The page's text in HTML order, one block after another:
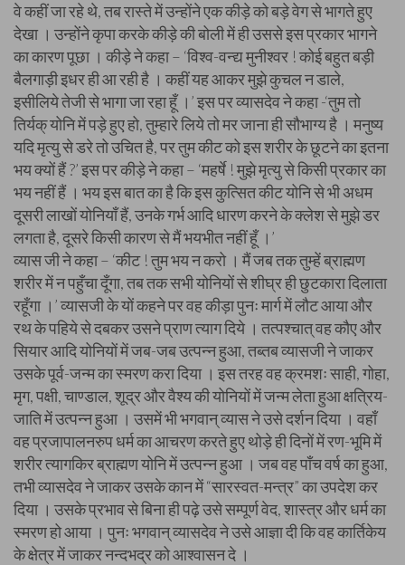
वे कहीं जा रहे थे, तब रास्ते में उन्होंने एक कीड़े को बड़े वेग से भागते हुए
देखा । उन्होंने कृपा करके कीड़े की बोली में ही उससे इस प्रकार भागने
का कारण पूछा । कीड़े ने कहा – ‘विश्व-वन्द्य मुनीश्वर ! कोई बहुत बड़ी
बैलगाड़ी इधर ही आ रही है । कहीं यह आकर मुझे कुचल न डाले,
इसीलिये तेजी से भागा जा रहा हूँ ।’ इस पर व्यासदेव ने कहा -‘तुम तो
तिर्यक् योनि में पड़े हुए हो, तुम्हारे लिये तो मर जाना ही सौभाग्य है । मनुष्य
यदि मृत्यु से डरे तो उचित है, पर तुम कीट को इस शरीर के छूटने का इतना
भय क्यों हैं ?’ इस पर कीड़े ने कहा – ‘महर्षे ! मुझे मृत्यु से किसी प्रकार का
भय नहीं हैं । भय इस बात का है कि इस कुत्सित कीट योनि से भी अधम
दूसरी लाखों योनियाँ हैं, उनके गर्भ आदि धारण करने के क्लेश से मुझे डर
लगता है, दूसरे किसी कारण से मैं भयभीत नहीं हूँ ।’
व्यास जी ने कहा – ‘कीट ! तुम भय न करो । मैं जब तक तुम्हें ब्राह्मण
शरीर में न पहुँचा दूँगा, तब तक सभी योनियों से शीघ्र ही छुटकारा दिलाता
रहूँगा ।’ व्यासजी के यों कहने पर वह कीड़ा पुनः मार्ग में लौट आया और
रथ के पहिये से दबकर उसने प्राण त्याग दिये । तत्पश्चात् वह कौए और
सियार आदि योनियों में जब-जब उत्पन्न हुआ, तब्तब व्यासजी ने जाकर
उसके पूर्व-जन्म का स्मरण करा दिया । इस तरह वह क्रमशः साही, गोहा,
मृग, पक्षी, चाण्डाल, शूद्र और वैश्य की योनियों में जन्म लेता हुआ क्षत्रिय-
जाति में उत्पन्न हुआ । उसमें भी भगवान् व्यास ने उसे दर्शन दिया । वहाँ
वह प्रजापालनरुप धर्म का आचरण करते हुए थोड़े ही दिनों में रण-भूमि में
शरीर त्यागकिर ब्राह्मण योनि में उत्पन्न हुआ । जब वह पाँच वर्ष का हुआ,
तभी व्यासदेव ने जाकर उसके कान में “सारस्वत-मन्त्र” का उपदेश कर
दिया । उसके प्रभाव से बिना ही पढ़े उसे सम्पूर्ण वेद, शास्त्र और धर्म का
स्मरण हो आया । पुनः भगवान् व्यासदेव ने उसे आज्ञा दी कि वह कार्तिकेय
के क्षेत्र में जाकर नन्दभद्र को आश्वासन दे ।